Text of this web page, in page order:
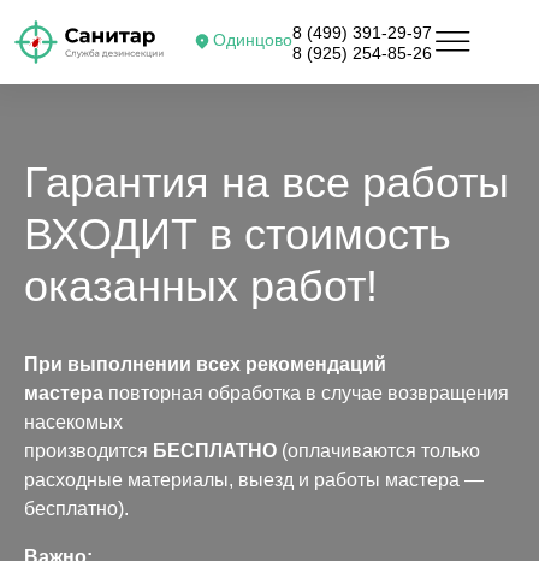
Одинцово8 (499) 391-29-97
8 (925) 254-85-26
Гарантия на все работы
ВХОДИТ в стоимость
оказанных работ!
При выполнении всех рекомендаций
мастера повторная обработка в случае возвращения
насекомых
производится БЕСПЛАТНО (оплачиваются только
расходные материалы, выезд и работы мастера —
бесплатно).
Важно: